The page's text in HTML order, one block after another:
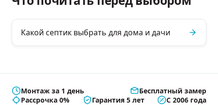
Какой септик выбрать для дома и дачи
Монтаж за 1 день
Бесплатный замер
Рассрочка 0%
Гарантия 5 лет С 2006 года